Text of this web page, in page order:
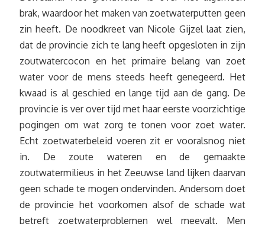
brak, waardoor het maken van zoetwaterputten geen
zin heeft. De noodkreet van Nicole Gijzel laat zien,
dat de provincie zich te lang heeft opgesloten in zijn
zoutwatercocon en het primaire belang van zoet
water voor de mens steeds heeft genegeerd. Het
kwaad is al geschied en lange tijd aan de gang. De
provincie is ver over tijd met haar eerste voorzichtige
pogingen om wat zorg te tonen voor zoet water.
Echt zoetwaterbeleid voeren zit er vooralsnog niet
in. De zoute wateren en de gemaakte
zoutwatermilieus in het Zeeuwse land lijken daarvan
geen schade te mogen ondervinden. Andersom doet
de provincie het voorkomen alsof de schade wat
betreft zoetwaterproblemen wel meevalt. Men